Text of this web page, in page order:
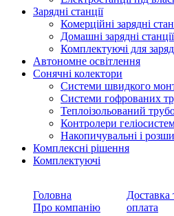
Зарядні станції
Комерційні зарядні
Домашні зарядні станції
Комплектуючі для
Автономне освітлення
Сонячні колектори
Системи швидкого
Системи гофрованих
Теплоізольований
Контролери
Накопичувальні і
Комплексні рішення
Комплектуючі
Головна
Про компанію
Доставка
оплата